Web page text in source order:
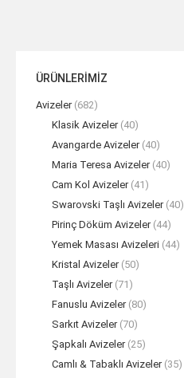
ÜRÜNLERİMİZ
Avizeler (682)
Klasik Avizeler (40)
Avangarde Avizeler (40)
Maria Teresa Avizeler (40)
Cam Kol Avizeler (41)
Swarovski Taşlı Avizeler (40)
Pirinç Döküm Avizeler (44)
Yemek Masası Avizeleri (44)
Kristal Avizeler (50)
Taşlı Avizeler (71)
Fanuslu Avizeler (80)
Sarkıt Avizeler (70)
Şapkalı Avizeler (25)
Camlı & Tabaklı Avizeler (35)